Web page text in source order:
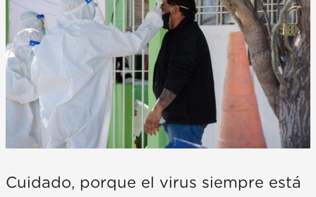
Cuidado, porque el virus siempre está